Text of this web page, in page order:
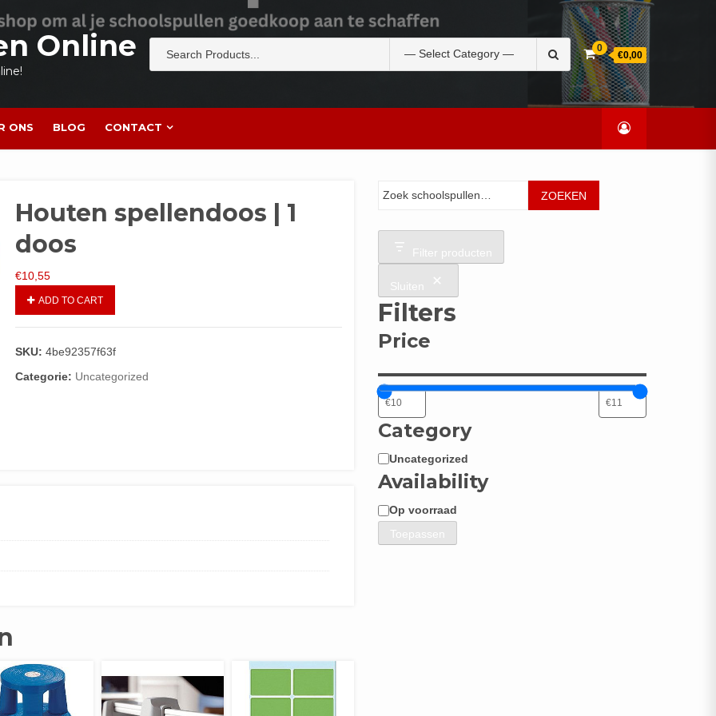
Online
naar:
0
€0,00
ONS BLOG CONTACT
Houten spellendoos | 1
doos
€10,55
ADD TO CART
SKU: 4be92357f63f
Categorie: Uncategorized
ZOEKEN
Filter producten
Sluiten
Filters
Price
Category
Categorie
Uncategorized
Availability
Beschikbaarheid
Op voorraad
Toepassen